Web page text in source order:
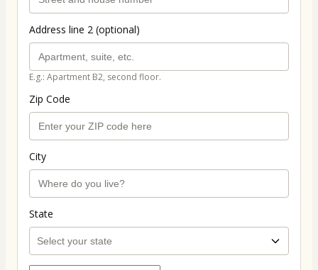
Address line 2 (optional)
E.g.: Apartment B2, second floor.
Zip Code
City
State